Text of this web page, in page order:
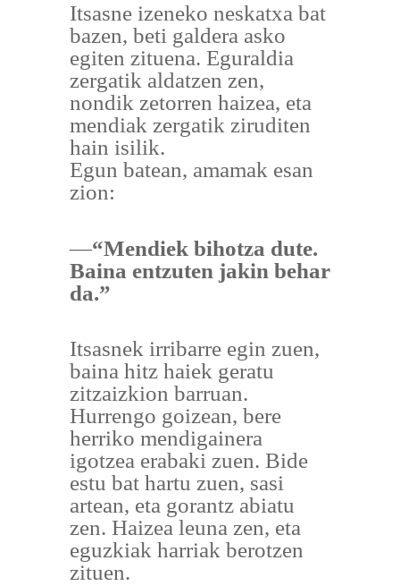
Itsasne izeneko neskatxa bat
bazen, beti galdera asko
egiten zituena. Eguraldia
zergatik aldatzen zen,
nondik zetorren haizea, eta
mendiak zergatik ziruditen
hain isilik.
Egun batean, amamak esan
zion:
—“Mendiek bihotza dute.
Baina entzuten jakin behar
da.”
Itsasnek irribarre egin zuen,
baina hitz haiek geratu
zitzaizkion barruan.
Hurrengo goizean, bere
herriko mendigainera
igotzea erabaki zuen. Bide
estu bat hartu zuen, sasi
artean, eta gorantz abiatu
zen. Haizea leuna zen, eta
eguzkiak harriak berotzen
zituen.